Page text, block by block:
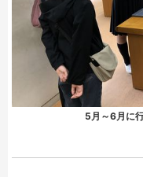
5月～6月に